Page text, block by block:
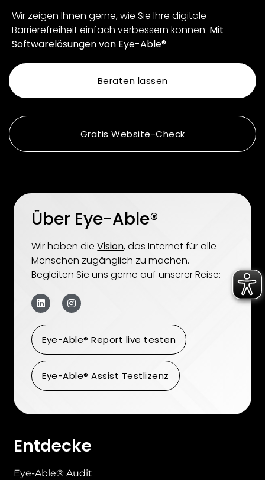
Wir zeigen Ihnen gerne, wie Sie Ihre digitale
Barrierefreiheit einfach verbessern können: Mit
Softwarelösungen von Eye-Able®
Beraten lassen
Gratis Website-Check
Über Eye-Able®
Wir haben dieVision, das Internet für alle
Menschen zugänglich zu machen.
Begleiten Sie uns gerne auf unserer Reise:
Eye-Able® Report live testen
Eye-Able® Assist Testlizenz
Entdecke
Eye-Able® Audit